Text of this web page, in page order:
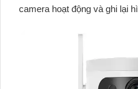
camera hoạt động và ghi lại